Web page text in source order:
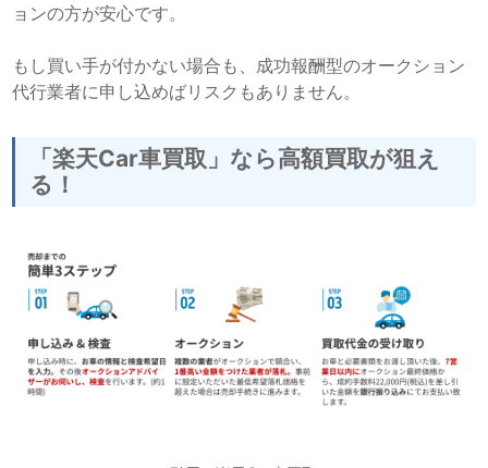
ョンの方が安心です。
もし買い手が付かない場合も、成功報酬型のオークション
代行業者に申し込めばリスクもありません。
「楽天Car車買取」なら高額買取が狙え
る！